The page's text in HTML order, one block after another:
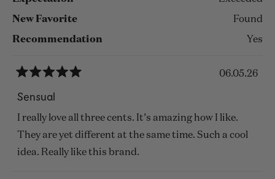
New Favorite Found
Recommendation Yes
ar
5
no
5
zvaigznēm
06.05.26
Sensual
I really love all three cents. It’s amazing how I like.
They are yet different at the same time. Such a cool
idea. Really like this brand.